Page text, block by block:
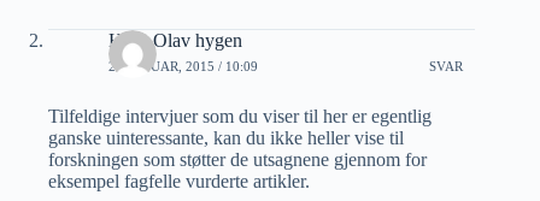
Hans Olav hygen
21 JANUAR, 2015 / 10:09 SVAR
Tilfeldige intervjuer som du viser til her er egentlig
ganske uinteressante, kan du ikke heller vise til
forskningen som støtter de utsagnene gjennom for
eksempel fagfelle vurderte artikler.